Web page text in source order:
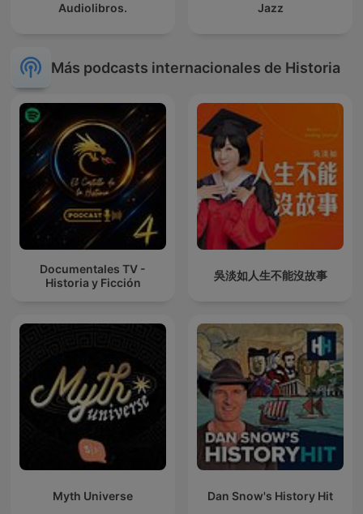
Audiolibros. Jazz
Más podcasts internacionales de Historia
Documentales TV -
Historia y Ficción
吳淡如人生不能沒故事
Myth Universe Dan Snow's History Hit